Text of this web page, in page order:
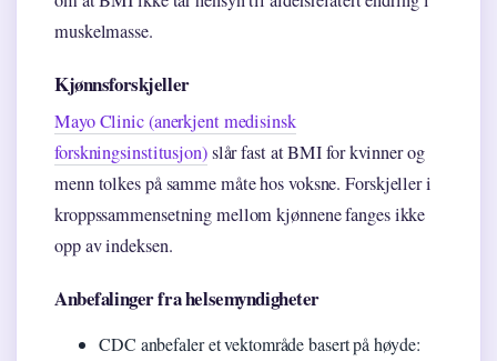
muskelmasse.
Kjønnsforskjeller
Mayo Clinic (anerkjent medisinsk
forskningsinstitusjon)slår fast at BMI for kvinner og
menn tolkes på samme måte hos voksne. Forskjeller i
kroppssammensetning mellom kjønnene fanges ikke
opp av indeksen.
Anbefalinger fra helsemyndigheter
CDC anbefaler et vektområde basert på høyde: